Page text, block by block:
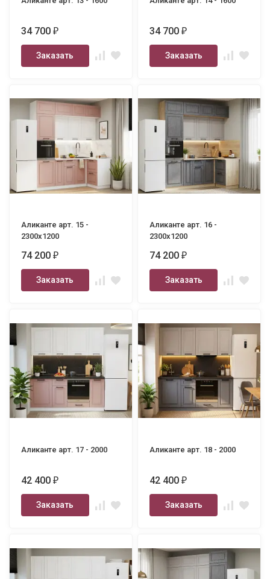
34 700₽
Заказать
34 700₽
Заказать
Аликанте арт. 15 -
2300х1200
74 200₽
Заказать
Аликанте арт. 16 -
2300х1200
74 200₽
Заказать
Аликанте арт. 17 - 2000
42 400₽
Заказать
Аликанте арт. 18 - 2000
42 400₽
Заказать